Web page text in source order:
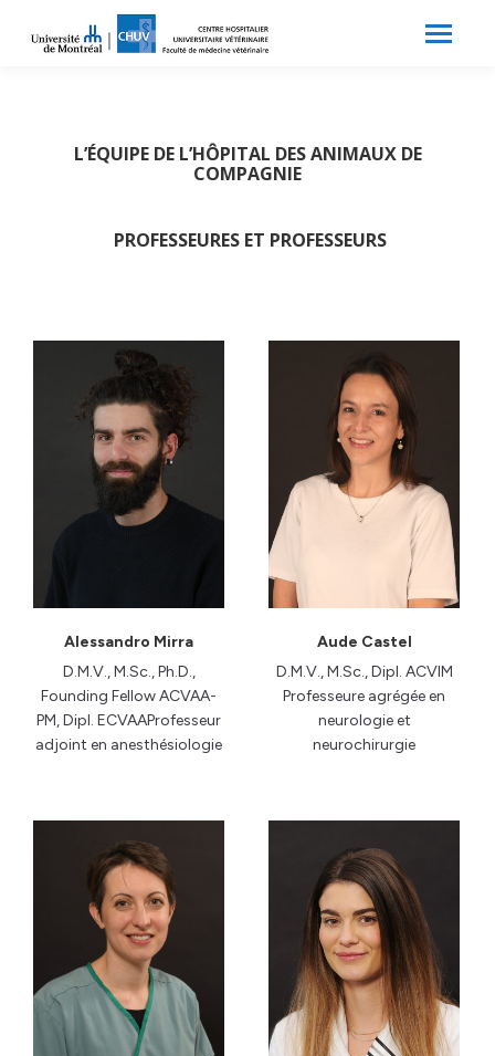
L’ÉQUIPE DE L’HÔPITAL DES ANIMAUX DE
COMPAGNIE
PROFESSEURES ET PROFESSEURS
Alessandro Mirra
D.M.V., M.Sc., Ph.D.,
Founding Fellow ACVAA-
PM, Dipl. ECVAAProfesseur
adjoint en anesthésiologie
Aude Castel
D.M.V., M.Sc., Dipl. ACVIM
Professeure agrégée en
neurologie et
neurochirurgie